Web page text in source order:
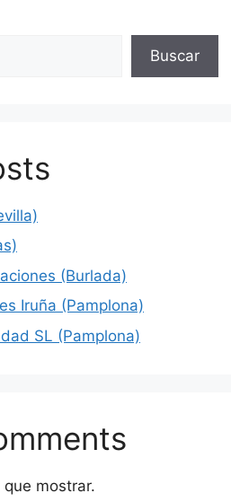
Buscar
(Burlada)
Iruña (Pamplona)
SL (Pamplona)
mostrar.